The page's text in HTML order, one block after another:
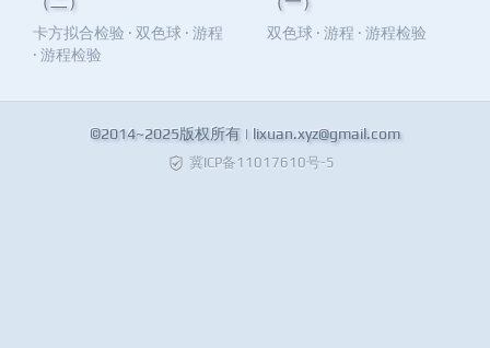
卡方拟合检验 · 双色球 · 游程
· 游程检验
双色球 · 游程 · 游程检验
©2014~2025版权所有 | lixuan.xyz@gmail.com
冀ICP备11017610号-5